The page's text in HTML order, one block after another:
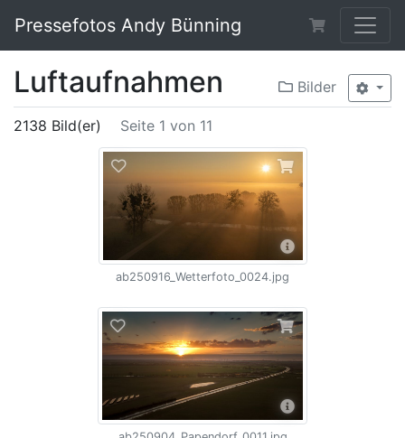
Pressefotos Andy Bünning
Bilder
Luftaufnahmen
2138 Bild(er) Seite 1 von 11
ab250916_Wetterfoto_0024.jpg